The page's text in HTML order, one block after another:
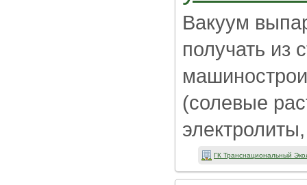
Вакуум
получать из
(солевые
ГК Транснациональный